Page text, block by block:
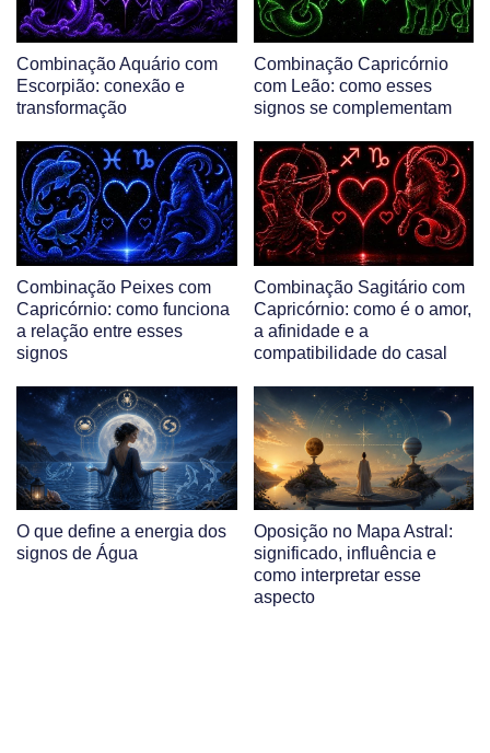
Combinação Aquário com
Escorpião: conexão e
transformação
Combinação Capricórnio
com Leão: como esses
signos se complementam
Combinação Peixes com
Capricórnio: como funciona
a relação entre esses
signos
Combinação Sagitário com
Capricórnio: como é o amor,
a afinidade e a
compatibilidade do casal
O que define a energia dos
signos de Água
Oposição no Mapa Astral:
significado, influência e
como interpretar esse
aspecto